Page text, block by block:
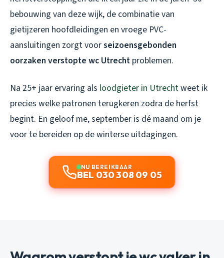
bebouwing van deze wijk, de combinatie van
gietijzeren hoofdleidingen en vroege PVC-
aansluitingen zorgt voorseizoensgebonden
oorzaken verstopte wc Utrecht problemen.
Na 25+ jaar ervaring als loodgieter in Utrechtweet ik
precies welke patronen terugkeren zodra de herfst
begint. En geloof me, september is dé maand om je
voor te bereiden op de winterse uitdagingen.
NU BEREIKBAAR
BEL 030 308 09 05